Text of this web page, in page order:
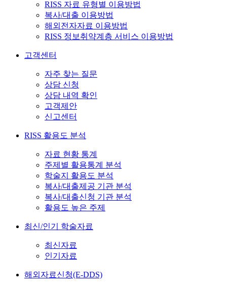
RISS 자료 유형별 이용방법
복사/대출 이용방법
해외전자자료 이용방법
RISS 정보취약계층 서비스 이용방법
고객센터
자주 찾는 질문
상담 신청
상담 내역 확인
고객제안
신고센터
RISS 활용도 분석
자료 현황 통계
주제별 활용통계 분석
학술지 활용도 분석
복사/대출제공 기관 분석
복사/대출신청 기관 분석
활용도 높은 주제
최신/인기 학술자료
최신자료
인기자료
해외자료신청(E-DDS)